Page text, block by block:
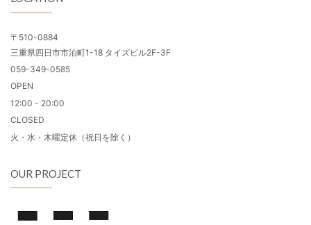
〒510-0884
三重県四日市市泊町1-18 タイズビル2F-3F
059-349-0585
OPEN
12:00 - 20:00
CLOSED
火・水・木曜定休（祝日を除く）
OUR PROJECT